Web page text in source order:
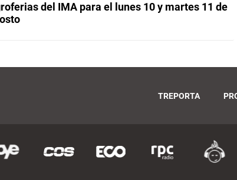
del IMA para el lunes 10 y martes 11 de
TREPORTA